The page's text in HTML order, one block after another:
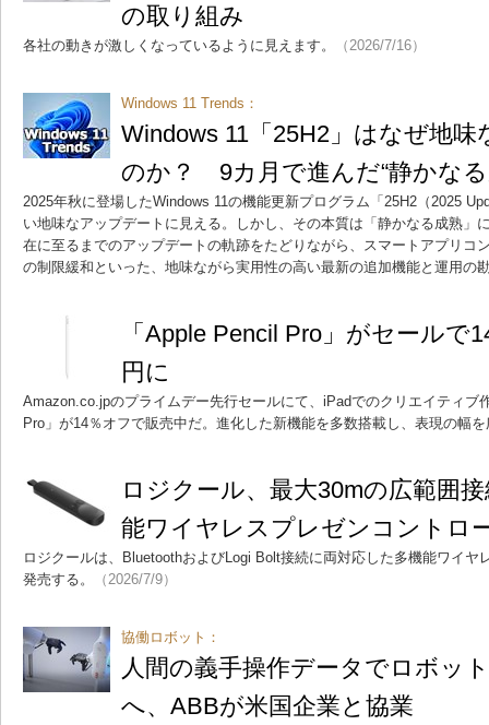
の取り組み
各社の動きが激しくなっているように見えます。 （2026/7/16）
Windows 11 Trends：
Windows 11「25H2」はなぜ地
のか？ 9カ月で進んだ“静かなる
2025年秋に登場したWindows 11の機能更新プログラム「25H2（2025
い地味なアップデートに見える。しかし、その本質は「静かなる成熟」
在に至るまでのアップデートの軌跡をたどりながら、スマートアプリコ
の制限緩和といった、地味ながら実用性の高い最新の追加機能と運用の
「Apple Pencil Pro」がセールで
円に
Amazon.co.jpのプライムデー先行セールにて、iPadでのクリエイティブ
Pro」が14％オフで販売中だ。進化した新機能を多数搭載し、表現の幅
ロジクール、最大30mの広範囲
能ワイヤレスプレゼンコントロ
ロジクールは、BluetoothおよびLogi Bolt接続に両対応した多機能ワイヤ
発売する。
（2026/7/9）
協働ロボット：
人間の義手操作データでロボッ
へ、ABBが米国企業と協業